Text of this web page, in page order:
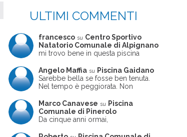
ULTIMI COMMENTI
francesco su Centro Sportivo
Natatorio Comunale di Alpignano
mi trovo bene in questa piscina
Angelo Maffia su
Piscina Gaidano
Sarebbe bella se fosse ben tenuta.
Nel tempo è peggiorata. Non
ne usciva insieme a me non ha
ritrovato le sue scarpe! Peccato
perché potrebbe essere un'ottima
frequentata non magnificamente
Marco Canavese su
Piscina
Comunale di Pinerolo
Da cinque anni ormai,